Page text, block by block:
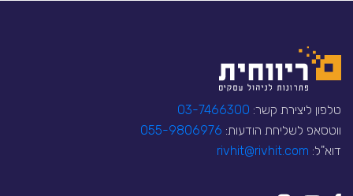
טלפון ליצירת קשר: 03-7466300
ווטסאפ לשליחת הודעות: 055-9806976
דוא"ל: rivhit@rivhit.com